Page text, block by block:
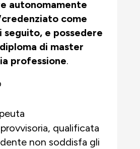
autonomamente
come
seguito, e possedere
di master
professione.
qualificata
non soddisfa gli